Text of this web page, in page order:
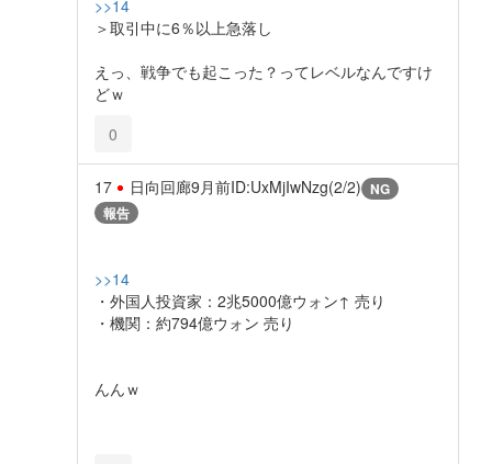
>>14
＞取引中に6％以上急落し
えっ、戦争でも起こった？ってレベルなんですけ
どｗ
0
17 日向回廊9月前ID:UxMjIwNzg(2/2) NG
報告
>>14
・外国人投資家：2兆5000億ウォン↑ 売り
・機関：約794億ウォン 売り
んんｗ